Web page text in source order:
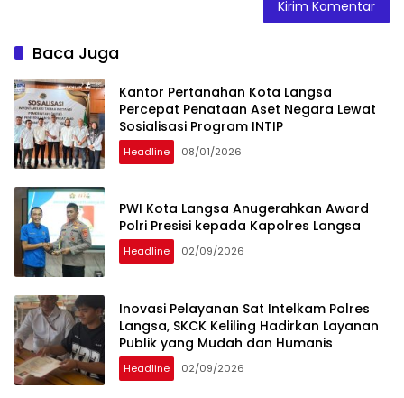
Baca Juga
Kantor Pertanahan Kota Langsa
Percepat Penataan Aset Negara Lewat
Sosialisasi Program INTIP
Headline 08/01/2026
PWI Kota Langsa Anugerahkan Award
Polri Presisi kepada Kapolres Langsa
Headline 02/09/2026
Inovasi Pelayanan Sat Intelkam Polres
Langsa, SKCK Keliling Hadirkan Layanan
Publik yang Mudah dan Humanis
Headline 02/09/2026